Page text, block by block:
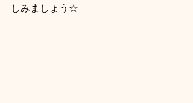
しみましょう☆